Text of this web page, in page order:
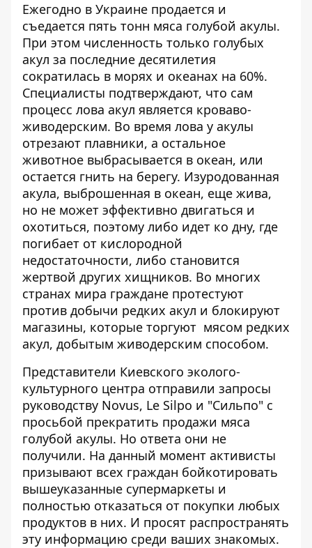
Ежегодно в Украине продается и
съедается пять тонн мяса голубой акулы.
При этом численность только голубых
акул за последние десятилетия
сократилась в морях и океанах на 60%.
Специалисты подтверждают, что сам
процесс лова акул является кроваво-
живодерским. Во время лова у акулы
отрезают плавники, а остальное
животное выбрасывается в океан, или
остается гнить на берегу. Изуродованная
акула, выброшенная в океан, еще жива,
но не может эффективно двигаться и
охотиться, поэтому либо идет ко дну, где
погибает от кислородной
недостаточности, либо становится
жертвой других хищников. Во многих
странах мира граждане протестуют
против добычи редких акул и блокируют
магазины, которые торгуют мясом редких
акул, добытым живодерским способом.
Представители Киевского эколого-
культурного центра отправили запросы
руководству Novus, Le Silpo и "Сильпо" с
просьбой прекратить продажи мяса
голубой акулы. Но ответа они не
получили. На данный момент активисты
призывают всех граждан бойкотировать
вышеуказанные супермаркеты и
полностью отказаться от покупки любых
продуктов в них. И просят распространять
эту информацию среди ваших знакомых.